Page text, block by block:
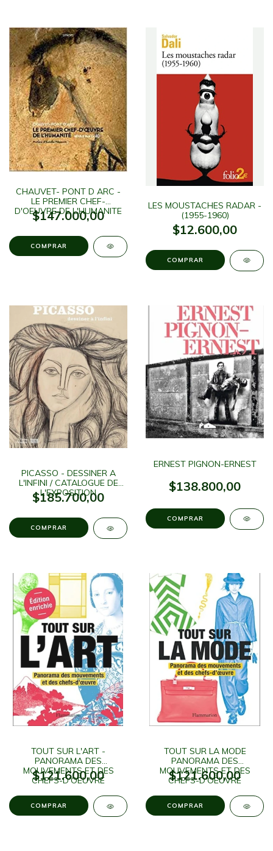
CHAUVET- PONT D ARC -
LE PREMIER CHEF-
D'OEUVRE DE L'HUMANITE
$147.000,00
LES MOUSTACHES RADAR -
(1955-1960)
$12.600,00
PICASSO - DESSINER A
L'INFINI / CATALOGUE DE
L'EXPOSITION
$185.700,00
ERNEST PIGNON-ERNEST
$138.800,00
TOUT SUR L'ART -
PANORAMA DES
MOUVEMENTS ET DES
CHEFS-D'OEUVRE
$121.600,00
TOUT SUR LA MODE
PANORAMA DES
MOUVEMENTS ET DES
CHEFS-D'OEUVRE
$121.600,00